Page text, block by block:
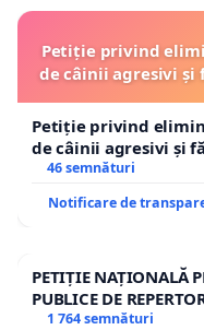
Petiție privind
de câinii agresivi și
Petiție privind
de câinii agresivi și
46 semnături
Notificare de
PETIȚIE NAȚIONALĂ
PUBLICE DE
1 764 semnături